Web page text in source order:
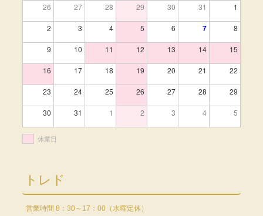
26 27 28 29 30 31 1
2 3 4 5 6 7 8
9 10 11 12 13 14 15
16 17 18 19 20 21 22
23 24 25 26 27 28 29
30 31 1 2 3 4 5
休業日
トレド
営業時間 8：30～17：00（水曜定休）